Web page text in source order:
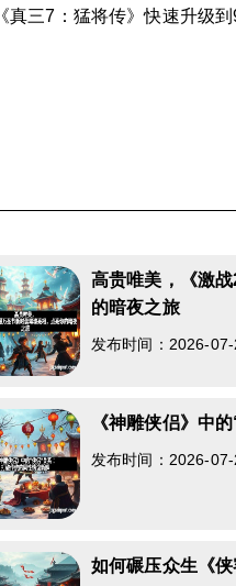
《真三7：猛将传》快速升级
高贵唯美，《激
的暗夜之旅
发布时间：2026-
《神雕侠侣》中
发布时间：2026-
如何碾压众生《